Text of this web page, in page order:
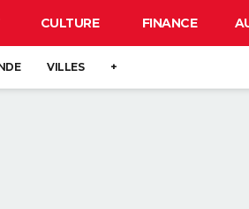
CULTURE FINANCE
VILLES +